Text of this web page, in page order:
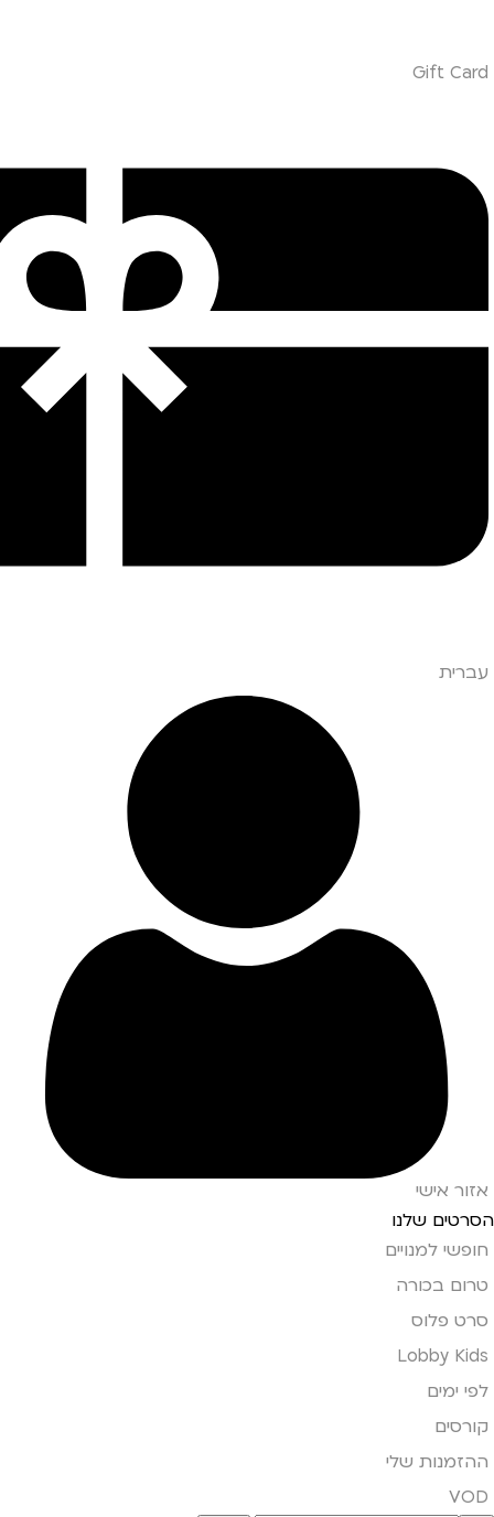
Gift Card
עברית
אזור אישי
הסרטים שלנו
חופשי למנויים
טרום בכורה
סרט פלוס
Lobby Kids
לפי ימים
קורסים
ההזמנות שלי
VOD